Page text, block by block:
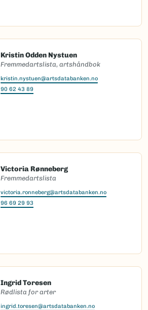
Kristin Odden Nystuen
Fremmedartslista, artshåndbok
kristin.nystuen@artsdatabanken.no
90 62 43 89
Victoria Rønneberg
Fremmedartslista
victoria.ronneberg@artsdatabanken.no
96 69 29 93
Ingrid Toresen
Rødlista for arter
ingrid.toresen@artsdatabanken.no